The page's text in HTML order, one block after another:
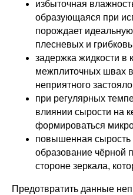
избыточная
образующаяся при
порождает
плесневых и
задержка жидкости в
межплиточных швах
неприятного
при регулярных
влиянии сырости на
формироваться
повышенная сырость
образование чёрной
стороне зеркала,
Предотвратить данные